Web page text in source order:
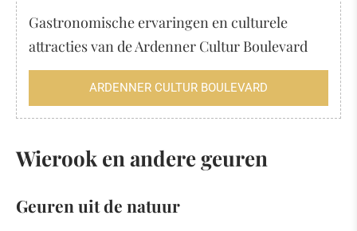
SIERADEN
De "zee" van de Eifel
Gastronomische ervaringen en culturele
attracties van de Ardenner Cultur Boulevard
ARDENNER CULTUR BOULEVARD
Wierook en andere geuren
Geuren uit de natuur